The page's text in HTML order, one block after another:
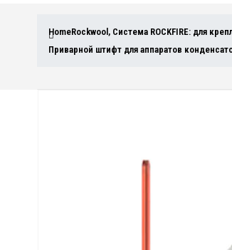
HomeRockwool , Система ROCKFIRE: для
Приварной штифт для аппаратов